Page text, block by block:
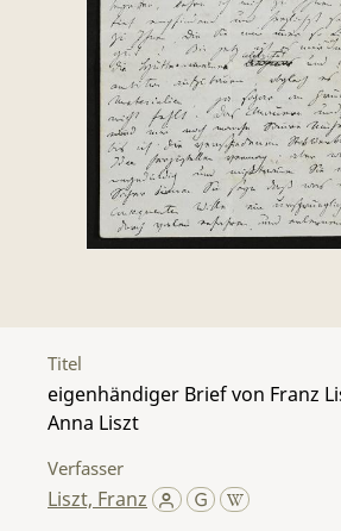
Titel
eigenhändiger Brief von Franz
Anna Liszt
Verfasser
Liszt, Franz